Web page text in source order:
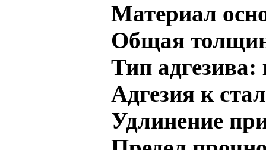
Материал
Общая
Тип адгезива:
Адгезия к
Удлинение